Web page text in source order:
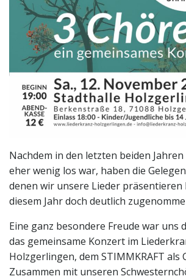
Nachdem in den letzten beiden
eher wenig los war, haben die
denen wir unsere Lieder präsentieren
diesem Jahr doch deutlich
Eine ganz besondere Freude war uns
das gemeinsame Konzert im
Holzgerlingen, dem STIMMKRAFT als
Zusammen mit unseren